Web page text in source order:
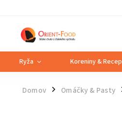
Ryža Koreniny &
Domov / Omáčky & Pasty /